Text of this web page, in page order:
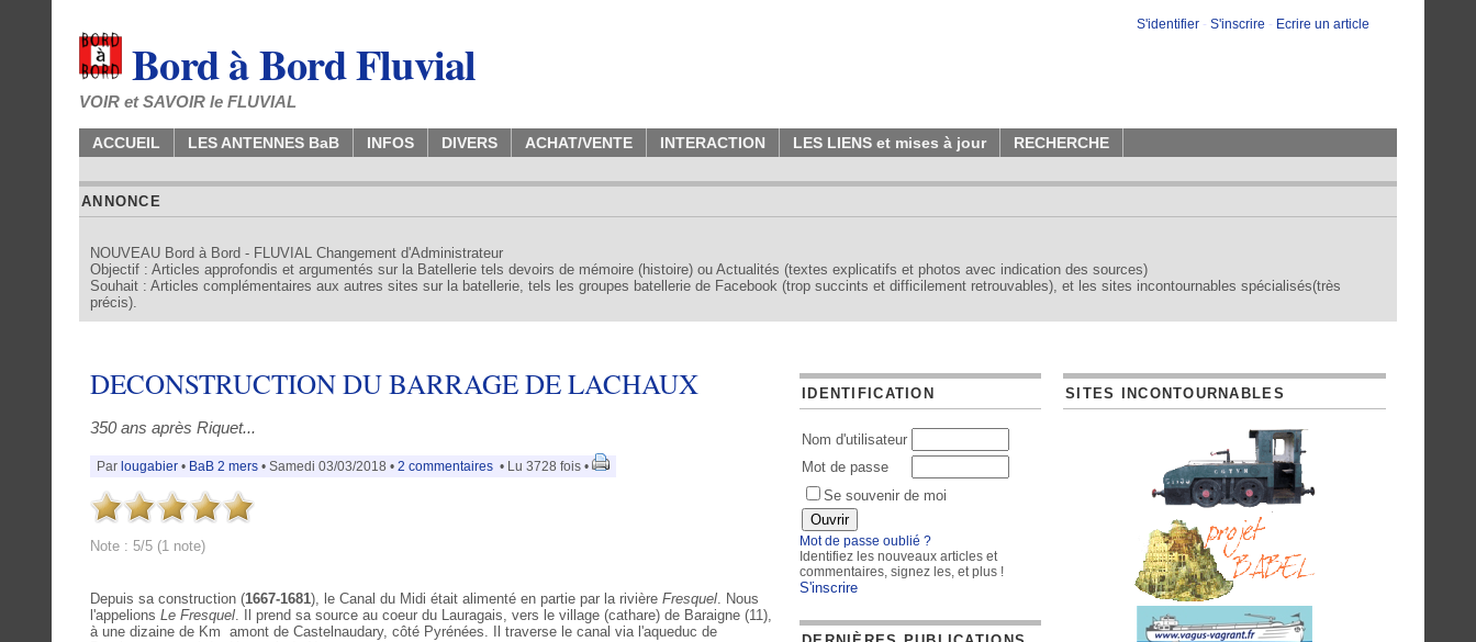
S'identifier - S'inscrire - Ecrire un article
Bord à Bord Fluvial
VOIR et SAVOIR le FLUVIAL
ACCUEIL LES ANTENNES BaB INFOS DIVERS ACHAT/VENTE INTERACTION LES LIENS et mises à jour RECHERCHE
ANNONCE
NOUVEAU Bord à Bord - FLUVIAL Changement d'Administrateur
Objectif : Articles approfondis et argumentés sur la Batellerie tels devoirs de mémoire (histoire) ou Actualités (textes explicatifs et photos avec indication des sources)
Souhait : Articles complémentaires aux autres sites sur la batellerie, tels les groupes batellerie de Facebook (trop succints et difficilement retrouvables), et les sites incontournables spécialisés(très
précis).
DECONSTRUCTION DU BARRAGE DE LACHAUX
350 ans après Riquet...
Par lougabier • BaB 2 mers • Samedi 03/03/2018 • 2 commentaires • Lu 3728 fois •
Note : 5/5 (1 note)
Depuis sa construction (1667-1681), le Canal du Midi était alimenté en partie par la rivière Fresquel. Nous
l'appelions Le Fresquel. Il prend sa source au coeur du Lauragais, vers le village (cathare) de Baraigne (11),
à une dizaine de Km amont de Castelnaudary, côté Pyrénées. Il traverse le canal via l'aqueduc de
IDENTIFICATION
Nom d'utilisateur
Mot de passe
Se souvenir de moi
Mot de passe oublié ?
Identifiez les nouveaux articles et
commentaires, signez les, et plus !
S'inscrire
SITES INCONTOURNABLES